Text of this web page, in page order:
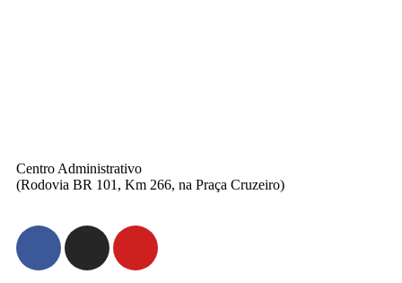
Centro Administrativo
(Rodovia BR 101, Km 266, na Praça Cruzeiro)